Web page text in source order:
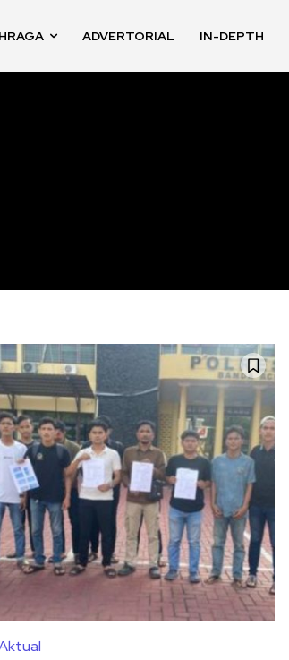
ADVERTORIAL IN-DEPTH